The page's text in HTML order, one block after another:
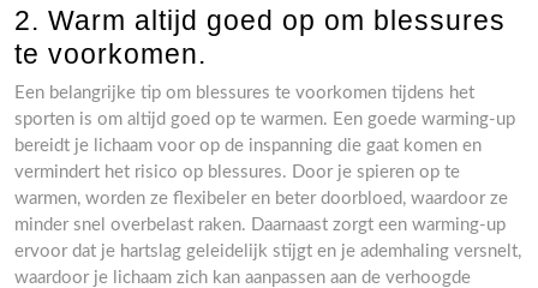
2. Warm altijd goed op om blessures
te voorkomen.
Een belangrijke tip om blessures te voorkomen tijdens het
sporten is om altijd goed op te warmen. Een goede warming-up
bereidt je lichaam voor op de inspanning die gaat komen en
vermindert het risico op blessures. Door je spieren op te
warmen, worden ze flexibeler en beter doorbloed, waardoor ze
minder snel overbelast raken. Daarnaast zorgt een warming-up
ervoor dat je hartslag geleidelijk stijgt en je ademhaling versnelt,
waardoor je lichaam zich kan aanpassen aan de verhoogde